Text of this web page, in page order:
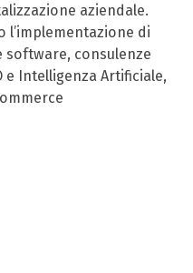
aziendale.
l’implementazione di
consulenze
e Intelligenza Artificiale,